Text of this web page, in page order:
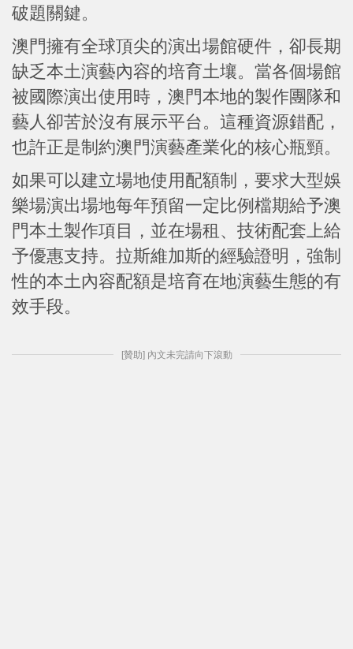
破題關鍵。
澳門擁有全球頂尖的演出場館硬件，卻長期
缺乏本土演藝內容的培育土壤。當各個場館
被國際演出使用時，澳門本地的製作團隊和
藝人卻苦於沒有展示平台。這種資源錯配，
也許正是制約澳門演藝產業化的核心瓶頸。
如果可以建立場地使用配額制，要求大型娛
樂場演出場地每年預留一定比例檔期給予澳
門本土製作項目，並在場租、技術配套上給
予優惠支持。拉斯維加斯的經驗證明，強制
性的本土內容配額是培育在地演藝生態的有
效手段。
[贊助] 內文未完請向下滾動